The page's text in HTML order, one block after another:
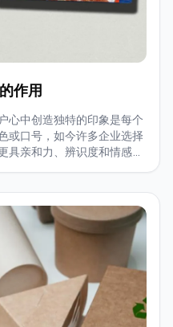
作用
心中创造独特的印象是每个
或口号，如今许多企业选择
亲和力、辨识度和情感共